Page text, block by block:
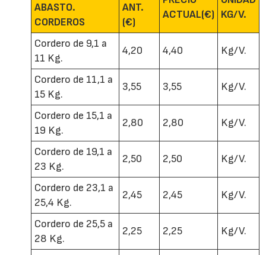
ABASTO.
CORDEROS
ANT.
(€)
ACTUAL(€) KG/V.
Cordero de 9,1 a
11 Kg.
4,20 4,40 Kg/V.
Cordero de 11,1 a
15 Kg.
3,55 3,55 Kg/V.
Cordero de 15,1 a
19 Kg.
2,80 2,80 Kg/V.
Cordero de 19,1 a
23 Kg.
2,50 2,50 Kg/V.
Cordero de 23,1 a
25,4 Kg.
2,45 2,45 Kg/V.
Cordero de 25,5 a
28 Kg.
2,25 2,25 Kg/V.